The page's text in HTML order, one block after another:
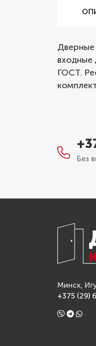
Дверные
входные
ГОСТ.
Без
Минск,
+375 (29)